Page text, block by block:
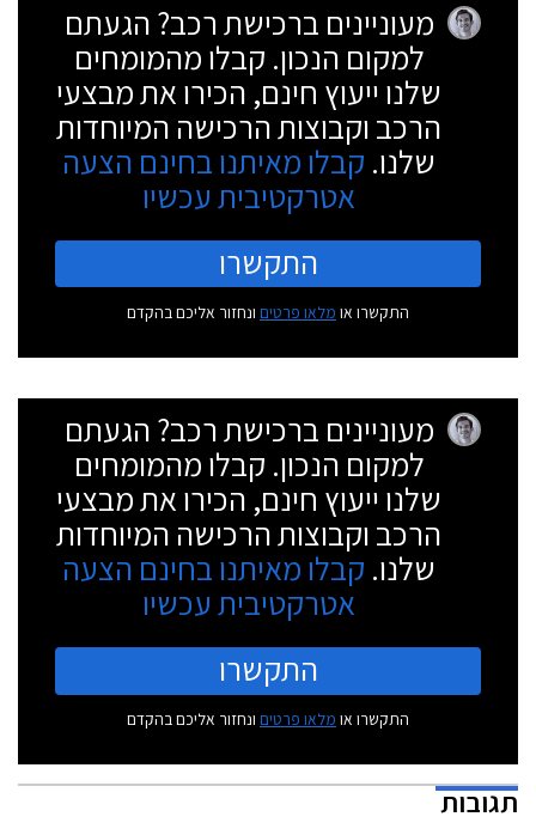
מעוניינים ברכישת רכב? הגעתם
למקום הנכון. קבלו מהמומחים
שלנו ייעוץ חינם, הכירו את מבצעי
הרכב וקבוצות הרכישה המיוחדות
שלנו. קבלו מאיתנו בחינם הצעה
אטרקטיבית עכשיו
התקשרו
התקשרו או מלאו פרטים ונחזור אליכם בהקדם
מעוניינים ברכישת רכב? הגעתם
למקום הנכון. קבלו מהמומחים
שלנו ייעוץ חינם, הכירו את מבצעי
הרכב וקבוצות הרכישה המיוחדות
שלנו. קבלו מאיתנו בחינם הצעה
אטרקטיבית עכשיו
התקשרו
התקשרו או מלאו פרטים ונחזור אליכם בהקדם
תגובות